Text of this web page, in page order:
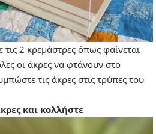
2 κρεμάστρες όπως φαίνεται
οι άκρες να φτάνουν στο
τις άκρες στις τρύπες του
και κολλήστε